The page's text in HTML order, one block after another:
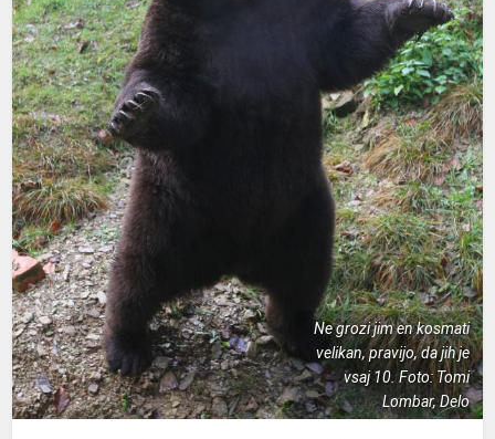
Ne grozi jim en kosmati
velikan, pravijo, da jih je
vsaj 10. Foto: Tomi
Lombar, Delo